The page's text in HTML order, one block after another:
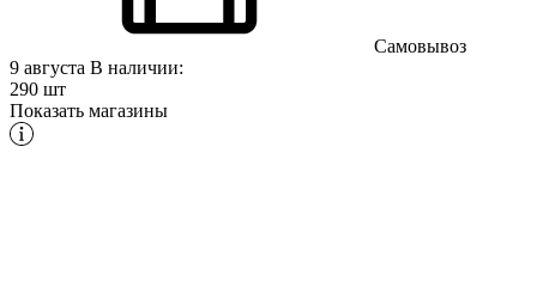
Самовывоз
9 августа В наличии:
290 шт
Показать магазины